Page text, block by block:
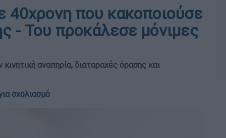
40χρονη που κακοποιούσε
- Του προκάλεσε μόνιμες
αναπηρία, διαταραχές όρασης και
σχολιασμό